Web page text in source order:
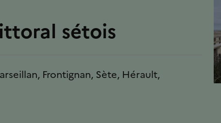
sétois
Frontignan, Sète, Hérault,